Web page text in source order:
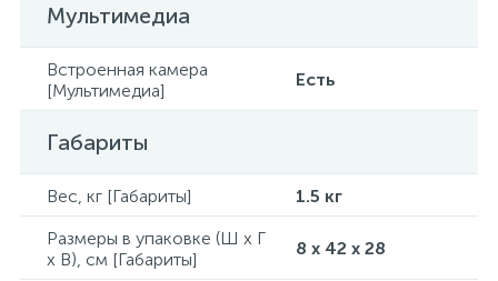
Мультимедиа
Встроенная камера
[Мультимедиа]
Есть
Габариты
Вес, кг [Габариты]
1.5 кг
Размеры в упаковке (Ш x Г
x В), см [Габариты]
8 x 42 x 28